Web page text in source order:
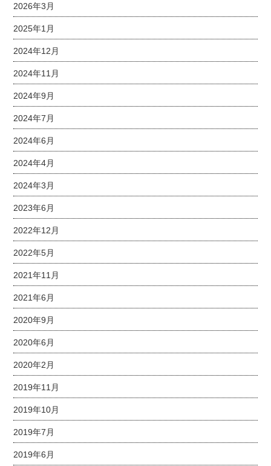
2026年3月
2025年1月
2024年12月
2024年11月
2024年9月
2024年7月
2024年6月
2024年4月
2024年3月
2023年6月
2022年12月
2022年5月
2021年11月
2021年6月
2020年9月
2020年6月
2020年2月
2019年11月
2019年10月
2019年7月
2019年6月